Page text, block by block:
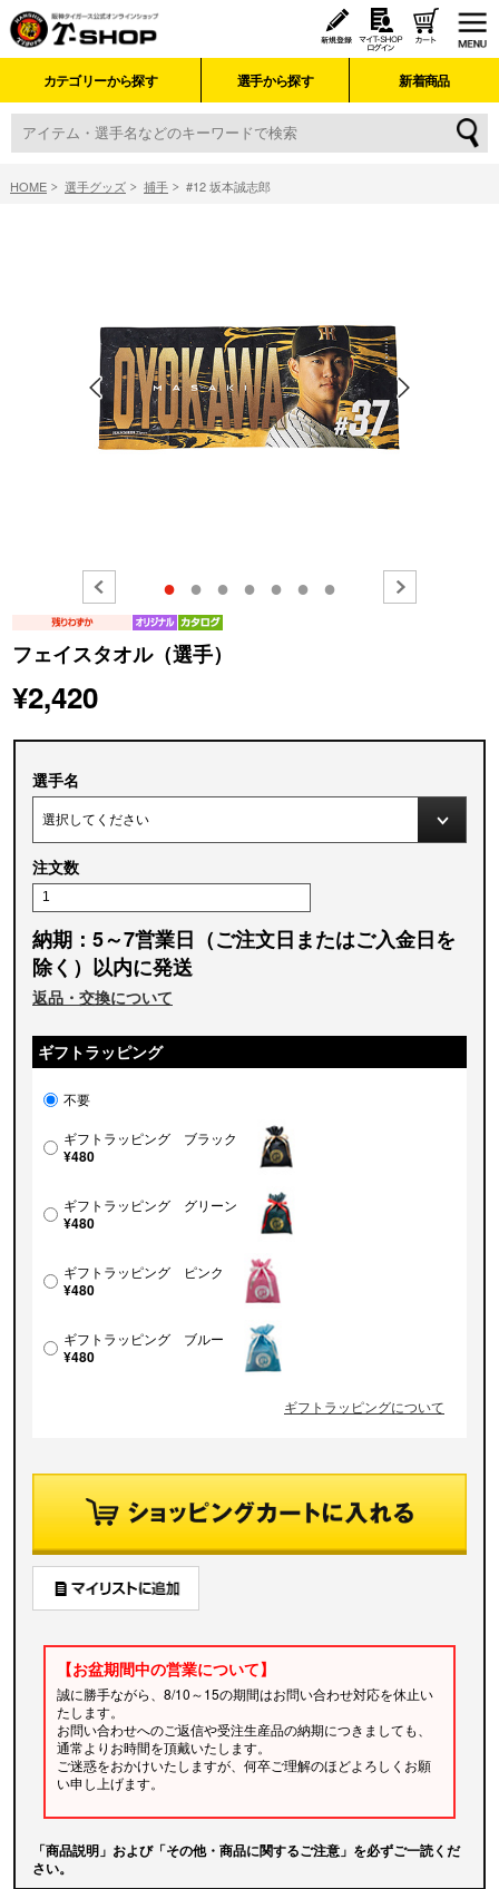
カテゴリーから探す 選手から探す 新着商品
HOME 選手グッズ 捕手 #12 坂本誠志郎
● ● ● ● ● ● ●
フェイスタオル（選手）
¥2,420
選手名
注文数
納期：5～7営業日（ご注文日またはご入金日を
除く）以内に発送
返品・交換について
ギフトラッピング
不要
ギフトラッピング ブラック
¥480
ギフトラッピング グリーン
¥480
ギフトラッピング ピンク
¥480
ギフトラッピング ブルー
¥480
ギフトラッピングについて
【お盆期間中の営業について】
誠に勝手ながら、8/10～15の期間はお問い合わせ対応を休止い
たします。
お問い合わせへのご返信や受注生産品の納期につきましても、
通常よりお時間を頂戴いたします。
ご迷惑をおかけいたしますが、何卒ご理解のほどよろしくお願
い申し上げます。
「商品説明」および「その他・商品に関するご注意」を必ずご一読くだ
さい。